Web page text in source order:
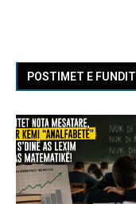
POSTIMET E FUNDIT